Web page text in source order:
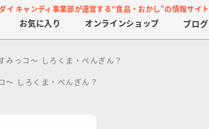
イ キャンディ事業部が運営する“食品・おかし”の情報サイト
お気に入り オンラインショップ ブログ
みっコ～ しろくま・ぺんぎん？
～ しろくま・ぺんぎん？